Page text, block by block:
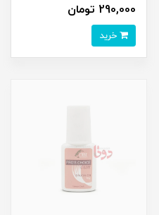
290,000 تومان